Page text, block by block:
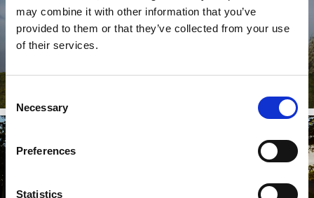
may combine it with other information that you’ve
provided to them or that they’ve collected from your use
of their services.
Consent
Selection
Necessary
Preferences
Statistics
Outdoorkarta Skaraborg